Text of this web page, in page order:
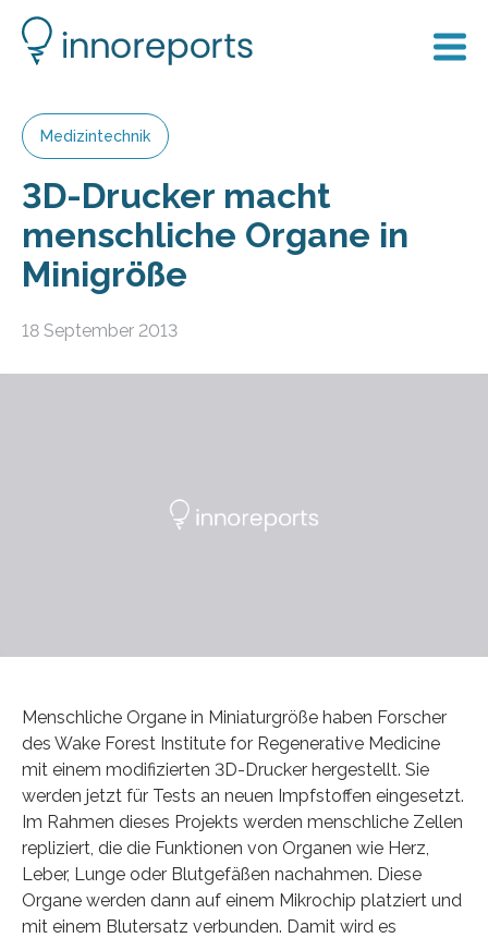
Medizintechnik
3D-Drucker macht
menschliche Organe in
Minigröße
18 September 2013
Menschliche Organe in Miniaturgröße haben Forscher
des Wake Forest Institute for Regenerative Medicine
mit einem modifizierten 3D-Drucker hergestellt. Sie
werden jetzt für Tests an neuen Impfstoffen eingesetzt.
Im Rahmen dieses Projekts werden menschliche Zellen
repliziert, die die Funktionen von Organen wie Herz,
Leber, Lunge oder Blutgefäßen nachahmen. Diese
Organe werden dann auf einem Mikrochip platziert und
mit einem Blutersatz verbunden. Damit wird es